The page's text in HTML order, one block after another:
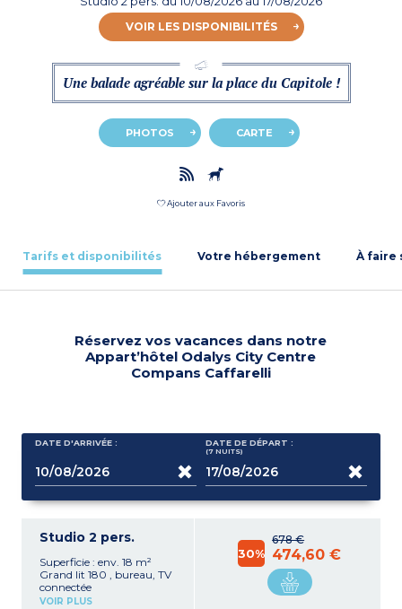
VOIR LES DISPONIBILITÉS
Une balade agréable sur la place du Capitole !
PHOTOS CARTE
Ajouter aux Favoris
Tarifs et disponibilités Votre hébergement À faire
Réservez vos vacances dans notre
Appart’hôtel Odalys City Centre
Compans Caffarelli
DATE D'ARRIVÉE : DATE DE DÉPART :
(7 NUITS)
Studio 2 pers.
Superficie : env. 18 m²
Grand lit 180 , bureau, TV
connectée
Cuisine équipée (plaque
VOIR PLUS
678 €
30% 474,60 €